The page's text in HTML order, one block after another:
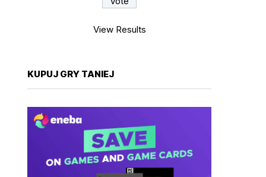
View Results
KUPUJ GRY TANIEJ